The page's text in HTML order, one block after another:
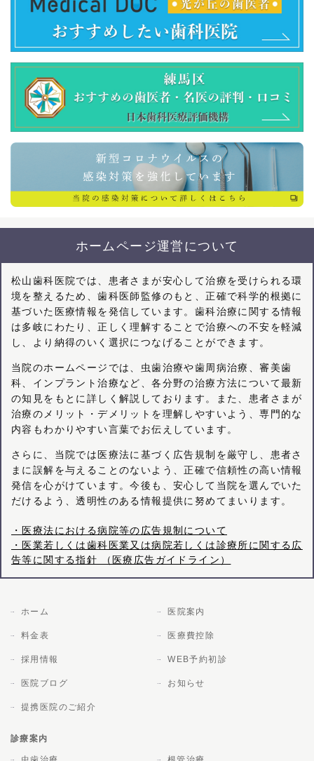
ホームページ運営について
松山歯科医院では、患者さまが安心して治療を受けられる環
境を整えるため、歯科医師監修のもと、正確で科学的根拠に
基づいた医療情報を発信しています。歯科治療に関する情報
は多岐にわたり、正しく理解することで治療への不安を軽減
し、より納得のいく選択につなげることができます。
当院のホームページでは、虫歯治療や歯周病治療、審美歯
科、インプラント治療など、各分野の治療方法について最新
の知見をもとに詳しく解説しております。また、患者さまが
治療のメリット・デメリットを理解しやすいよう、専門的な
内容もわかりやすい言葉でお伝えしています。
さらに、当院では医療法に基づく広告規制を厳守し、患者さ
まに誤解を与えることのないよう、正確で信頼性の高い情報
発信を心がけています。今後も、安心して当院を選んでいた
だけるよう、透明性のある情報提供に努めてまいります。
・医療法における病院等の広告規制について
・医業若しくは歯科医業又は病院若しくは診療所に関する広
告等に関する指針 （医療広告ガイドライン）
ホーム 医院案内
料金表 医療費控除
採用情報 WEB予約初診
医院ブログ お知らせ
提携医院のご紹介
診療案内